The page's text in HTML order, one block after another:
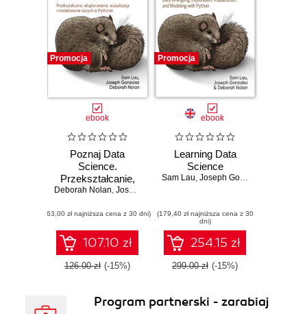
Promocja
ebook
Poznaj Data
Science.
Przekształcanie,
eksplorowanie,
modelowanie
danych w Pythonie
Deborah Nolan, Joseph Gonzalez
(63,00 zł najniższa cena z 30 dni)
107.10 zł
126.00 zł (-15%)
Promocja
ebook
Learning Data
Science
Sam Lau, Joseph Gonzalez
(179,40 zł najniższa cena z 30
dni)
254.15 zł
299.00 zł (-15%)
Program partnerski - zarabiaj